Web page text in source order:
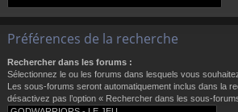
Préférences de la recherche
Rechercher dans les forums :
Sélectionnez le ou les forums dans lesquels vous
Les sous-forums seront automatiquement inclus dans la
désactivez pas l’option « Rechercher dans les sous-